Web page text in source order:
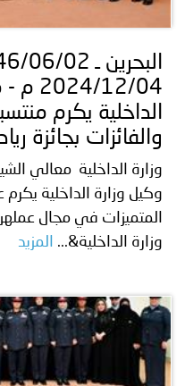
الداخلية يكرم
والفائزات بجائزة
وزارة الداخلية معالي
وكيل وزارة الداخلية يكرم
المتميزات في مجال عملهن
وزارة الداخلية&...
المزيد